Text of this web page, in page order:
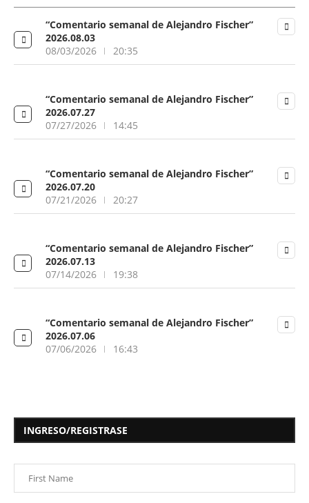
“Comentario semanal de Alejandro Fischer”
2026.08.03
08/03/2026
20:35
“Comentario semanal de Alejandro Fischer”
2026.07.27
07/27/2026
14:45
“Comentario semanal de Alejandro Fischer”
2026.07.20
07/21/2026
20:27
“Comentario semanal de Alejandro Fischer”
2026.07.13
07/14/2026
19:38
“Comentario semanal de Alejandro Fischer”
2026.07.06
07/06/2026
16:43
INGRESO/REGISTRASE